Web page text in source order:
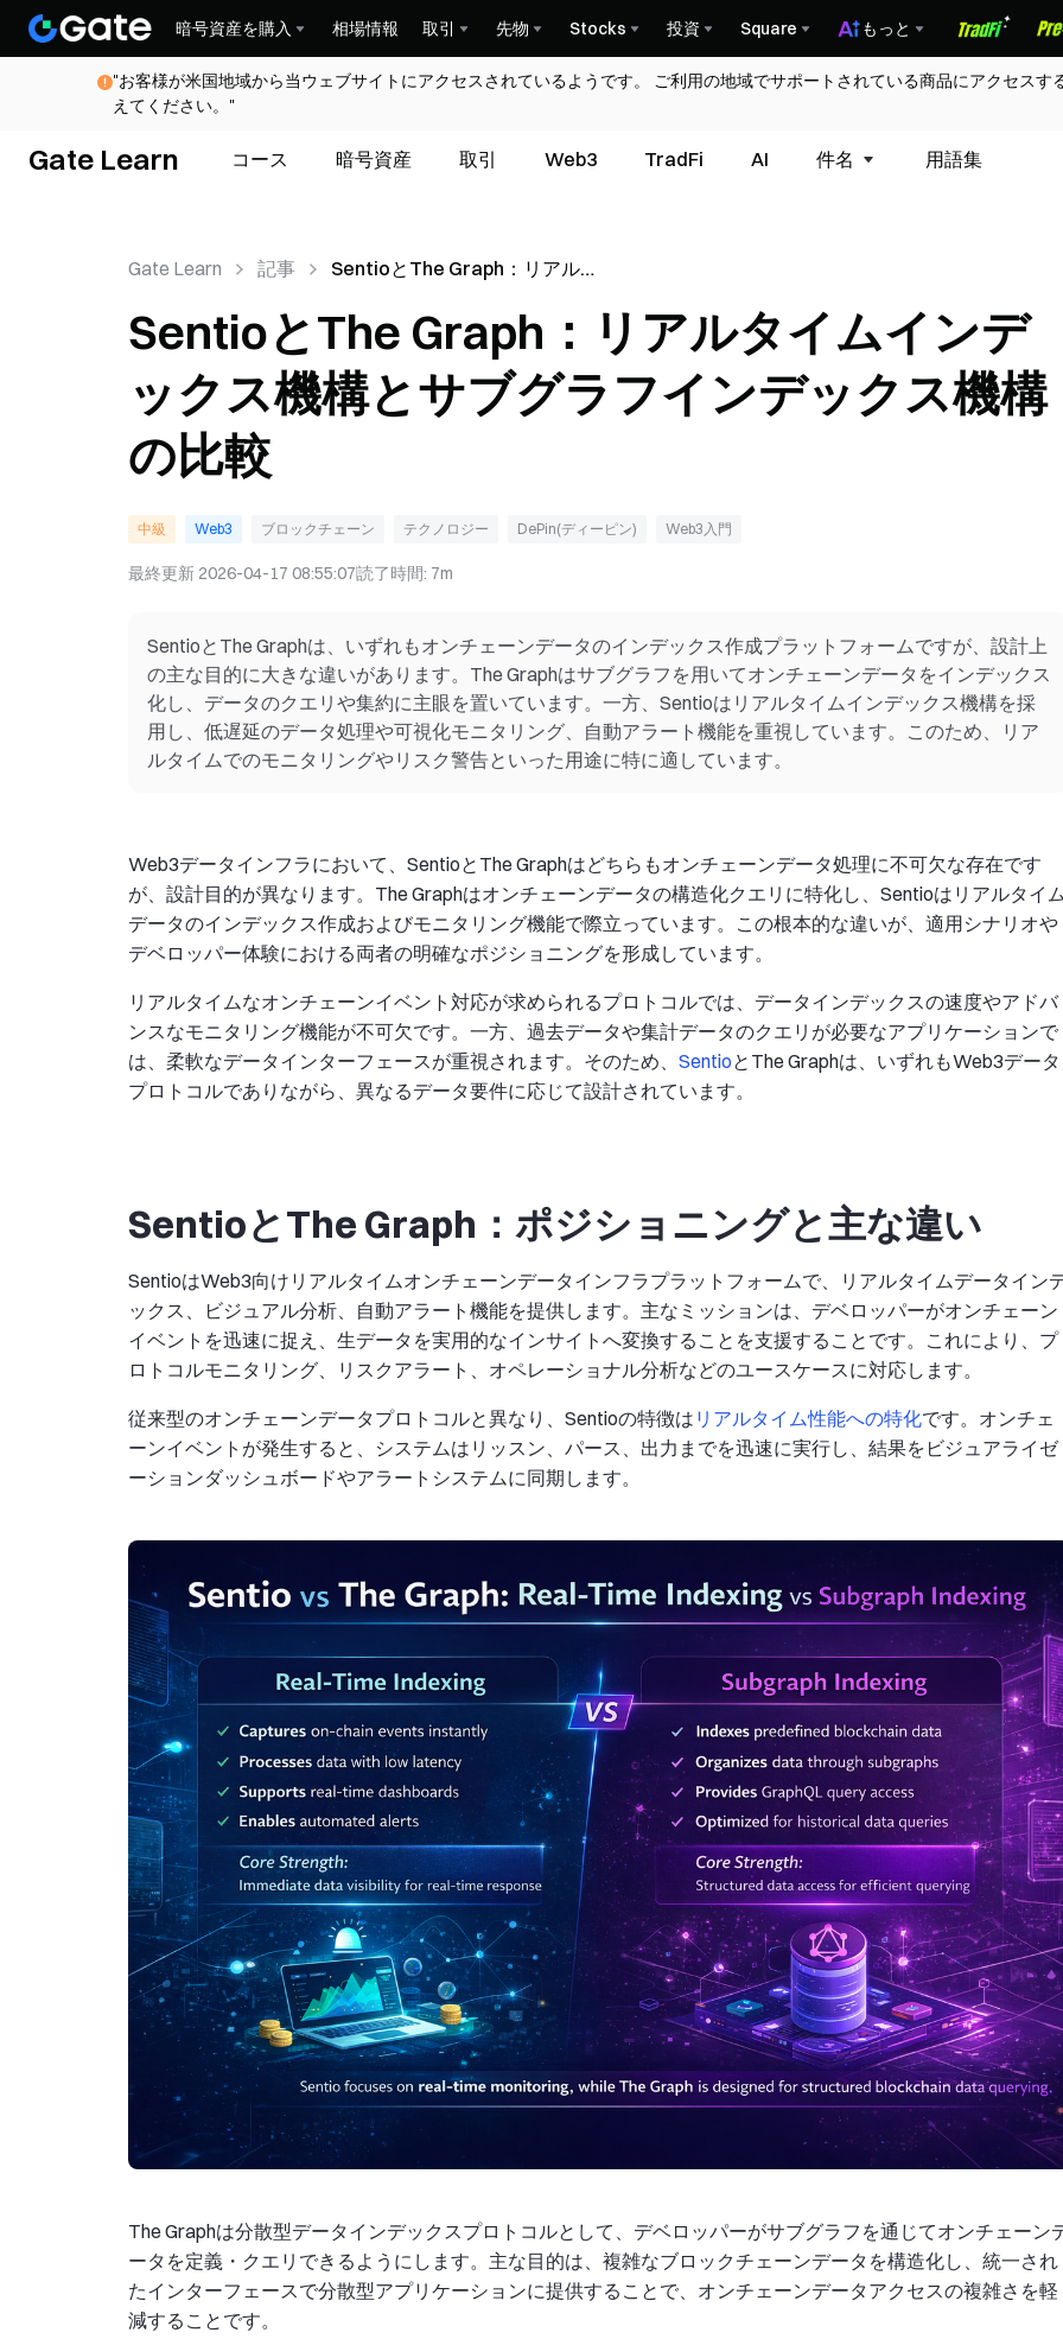
暗号資産を購入 相場情報 取引 先物 Stocks 投資 Square もっと
"お客様が米国地域から当ウェブサイトにアクセスされているようです。 ご利用の地域でサポートされている商品にアクセスす
えてください。"
Gate Learn コース 暗号資産 取引 Web3 TradFi AI 件名 用語集
Gate Learn 記事
SentioとThe Graph：リアルタ
ラフインデックス機構の比較
SentioとThe Graph：リアルタイムインデ
ックス機構とサブグラフインデックス機構
の比較
中級 Web3 ブロックチェーン テクノロジー DePin(ディーピン) Web3入門
最終更新 2026-04-17 08:55:07読了時間: 7m
SentioとThe Graphは、いずれもオンチェーンデータのインデックス作成プラットフォームですが、設計上
の主な目的に大きな違いがあります。The Graphはサブグラフを用いてオンチェーンデータをインデックス
化し、データのクエリや集約に主眼を置いています。一方、Sentioはリアルタイムインデックス機構を採
用し、低遅延のデータ処理や可視化モニタリング、自動アラート機能を重視しています。このため、リア
ルタイムでのモニタリングやリスク警告といった用途に特に適しています。
Web3データインフラにおいて、SentioとThe Graphはどちらもオンチェーンデータ処理に不可欠な存在です
が、設計目的が異なります。The Graphはオンチェーンデータの構造化クエリに特化し、Sentioはリアルタイ
データのインデックス作成およびモニタリング機能で際立っています。この根本的な違いが、適用シナリオや
デベロッパー体験における両者の明確なポジショニングを形成しています。
リアルタイムなオンチェーンイベント対応が求められるプロトコルでは、データインデックスの速度やアドバ
ンスなモニタリング機能が不可欠です。一方、過去データや集計データのクエリが必要なアプリケーションで
は、柔軟なデータインターフェースが重視されます。そのため、 SentioとThe Graphは、いずれもWeb3データ
プロトコルでありながら、異なるデータ要件に応じて設計されています。
SentioとThe Graph：ポジショニングと主な違い
SentioはWeb3向けリアルタイムオンチェーンデータインフラプラットフォームで、リアルタイムデータイン
ックス、ビジュアル分析、自動アラート機能を提供します。主なミッションは、デベロッパーがオンチェーン
イベントを迅速に捉え、生データを実用的なインサイトへ変換することを支援することです。これにより、プ
ロトコルモニタリング、リスクアラート、オペレーショナル分析などのユースケースに対応します。
従来型のオンチェーンデータプロトコルと異なり、Sentioの特徴は リアルタイム性能への特化です。オンチェ
ーンイベントが発生すると、システムはリッスン、パース、出力までを迅速に実行し、結果をビジュアライゼ
ーションダッシュボードやアラートシステムに同期します。
The Graphは分散型データインデックスプロトコルとして、デベロッパーがサブグラフを通じてオンチェーン
ータを定義・クエリできるようにします。主な目的は、複雑なブロックチェーンデータを構造化し、統一され
たインターフェースで分散型アプリケーションに提供することで、オンチェーンデータアクセスの複雑さを軽
減することです。